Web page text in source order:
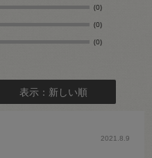
(0)
(0)
(0)
表示：新しい順
2021.8.9